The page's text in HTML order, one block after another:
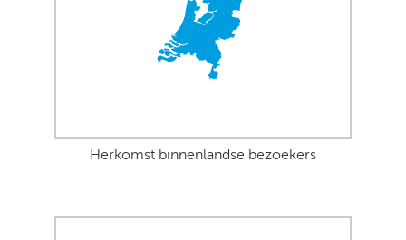
Herkomst binnenlandse bezoekers